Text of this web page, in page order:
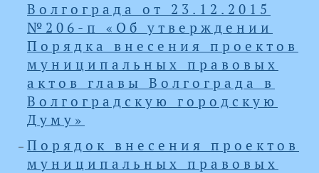
Волгограда от 23.12.2015
№206-п «Об утверждении
Порядка внесения проектов
муниципальных правовых
актов главы Волгограда в
Волгоградскую городскую
Думу»
Порядок внесения проектов
муниципальных правовых